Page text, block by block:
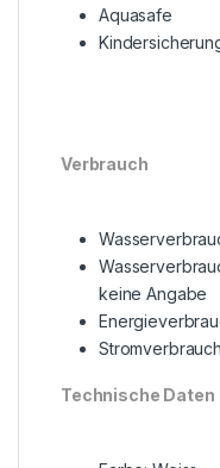
Aquasafe
Verbrauch
keine Angabe
Technische Daten